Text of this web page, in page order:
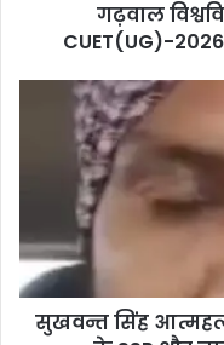
गढ़वाल
CUET(UG)-
सुखवन्त सिंह